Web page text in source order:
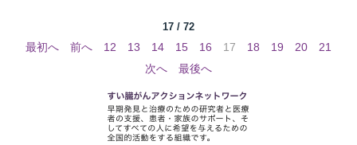
17 / 72
最初へ 前へ 12 13 14 15 16 17 18 19 20
21
次へ
最後へ